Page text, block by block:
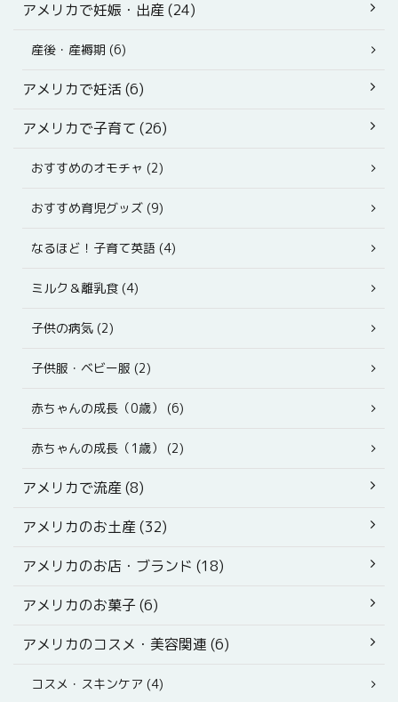
アメリカで妊娠・出産 (24)
産後・産褥期 (6)
アメリカで妊活 (6)
アメリカで子育て (26)
おすすめのオモチャ (2)
おすすめ育児グッズ (9)
なるほど！子育て英語 (4)
ミルク＆離乳食 (4)
子供の病気 (2)
子供服・ベビー服 (2)
赤ちゃんの成長（0歳） (6)
赤ちゃんの成長（1歳） (2)
アメリカで流産 (8)
アメリカのお土産 (32)
アメリカのお店・ブランド (18)
アメリカのお菓子 (6)
アメリカのコスメ・美容関連 (6)
コスメ・スキンケア (4)